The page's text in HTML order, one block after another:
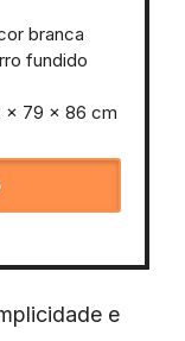
branca
fundido
x 79 x 86 cm
e